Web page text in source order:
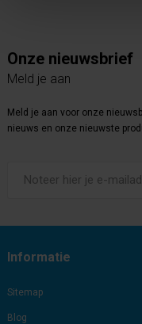
Onze nieuwsbrief
Meld je aan
Meld je aan voor onze
nieuws en onze nieuwste
Informatie
Sitemap
Blog